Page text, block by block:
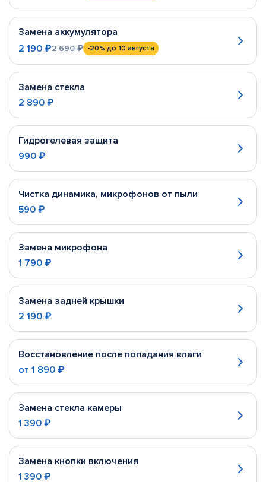
Замена аккумулятора
2 190 ₽2 690 ₽ -20% до 10 августа
Замена стекла
2 890 ₽
Гидрогелевая защита
990 ₽
Чистка динамика, микрофонов от пыли
590 ₽
Замена микрофона
1 790 ₽
Замена задней крышки
2 190 ₽
Восстановление после попадания влаги
от 1 890 ₽
Замена стекла камеры
1 390 ₽
Замена кнопки включения
1 390 ₽